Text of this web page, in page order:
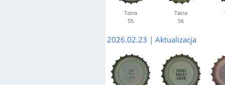
Tatra
55
Tatra
56
2026.02.23 | Aktualizacja